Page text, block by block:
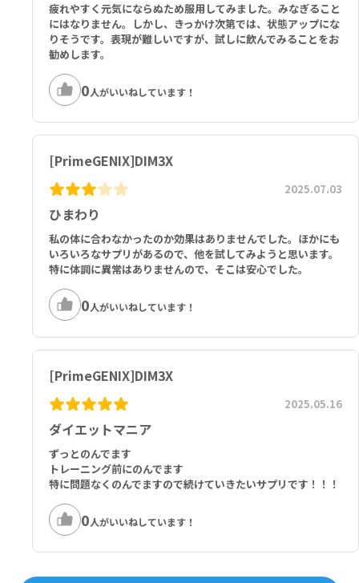
疲れやすく元気にならぬため服用してみました。みなぎること
にはなりません。しかし、きっかけ次第では、状態アップにな
りそうです。表現が難しいですが、試しに飲んでみることをお
勧めします。
0人がいいねしています！
[PrimeGENIX]DIM3X
ひまわり
2025.07.03
私の体に合わなかったのか効果はありませんでした。ほかにも
いろいろなサプリがあるので、他を試してみようと思います。
特に体調に異常はありませんので、そこは安心でした。
0人がいいねしています！
[PrimeGENIX]DIM3X
ダイエットマニア
2025.05.16
ずっとのんでます
トレーニング前にのんでます
特に問題なくのんでますので続けていきたいサプリです！！！
0人がいいねしています！